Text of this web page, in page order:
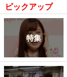
ピックアップ
特集